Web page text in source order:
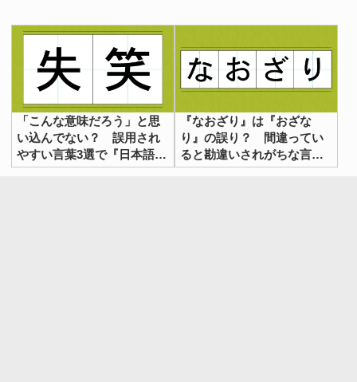
「こんな意味だろう」と思
い込んでない？ 誤用され
やすい言葉3選で『日本語
力』をチェック！
『なおざり』は『おざな
り』の誤り？ 間違ってい
ると勘違いされがちな言葉
たち